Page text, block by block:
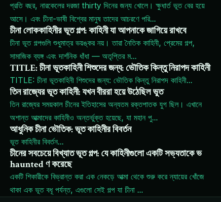
প্রতি বছর, নারকেলের দরজা thirty দিনের জন্য খোলে। ক্ষুধার্ত ভূত বের হয়ে
আসে। এবং চীনা-ভাষী বিশ্বের মানুষ তাদের আচরণে পরি...
চীনা লোককাহিনীর ভূত গল্প: কাহিনী যা আপনাকে জাগিয়ে রাখবে
চীনা ভূত গল্পগুলি শুধুমাত্র ভয়ঙ্কর নয়। তারা নৈতিক কাহিনী, প্রেমের গল্প,
সামাজিক ব্যঙ্গ এবং দার্শনিক ধাঁধা — অতৃপ্তির ম...
TITLE: চীনা ভূতকাহিনী শিশুদের জন্য: ভৌতিক কিন্তু নিরাপদ কাহিনী
TITLE: চীনা ভূতকাহিনী শিশুদের জন্য: ভৌতিক কিন্তু নিরাপদ কাহিনী...
তিন রাজ্যের ভূত কাহিনী: যখন বীররা হয়ে উঠেছিল ভুত
তিন রাজ্যের সময়কাল চীনের ইতিহাসের অন্যতম রক্তপাতক যুগ ছিল। এখানে
অশান্ত আত্মাদের কাহিনীও অন্তর্ভুক্ত হয়েছে, যা মহান পু...
আধুনিক চীনা ভৌতিক: ভূত কাহিনীর বিবর্তন
ভূত কাহিনীর বিবর্তন...
চীনের সবচেয়ে বিখ্যাত ভূত গল্প: যে কাহিনীগুলো একটি সভ্যতাকে ভ
haunted ণ করেছে
একটি শিকারীকে বিভ্রান্ত করা এক নেকড়ে আত্মা থেকে শুরু করে ন্যায়ের খোঁজে
থাকা এক ভূত বধূ পর্যন্ত, এগুলো সেই গল্প যা চীনা ...